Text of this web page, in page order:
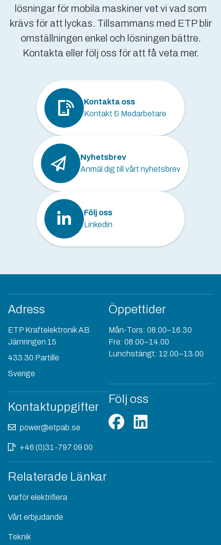
lösningar för mobila maskiner vet vi vad som
krävs för att lyckas. Tillsammans med ETP blir
omställningen enkel och lösningen bättre.
Kontakta eller följ oss för att få veta mer.
Kontakta oss
Kontakt & Medarbetare
Nyhetsbrev
Anmäl dig till vårt nyhetsbrev
Följ oss
Linkedin
Adress
ETP Kraftelektronik AB
Järnringen 15
433 30 Partille
Sverige
Kontaktuppgifter
power@etpab.se
+46 (0)31-797 09 00
Öppettider
Mån-Tors: 08.00–16.30
Fre: 08.00–14.00
Lunchstängt: 12.00–13.00
Följ oss
Relaterade Länkar
Varför elektrifiera
Vårt erbjudande
Teknik